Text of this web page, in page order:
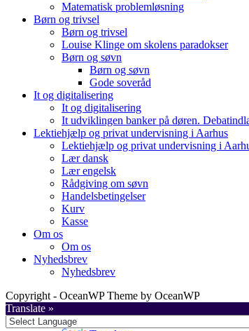
Matematisk problemløsning
Børn og trivsel
Børn og trivsel
Louise Klinge om skolens paradokser
Børn og søvn
Børn og søvn
Gode soveråd
It og digitalisering
It og digitalisering
It udviklingen banker på døren.
Lektiehjælp og privat undervisning i Aarhus
Lektiehjælp og privat undervisning i
Lær dansk
Lær engelsk
Rådgiving om søvn
Handelsbetingelser
Kurv
Kasse
Om os
Om os
Nyhedsbrev
Nyhedsbrev
Copyright - OceanWP Theme by OceanWP
Translate »